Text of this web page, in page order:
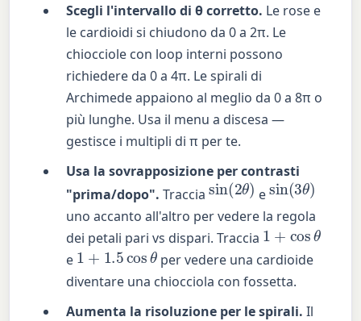
Scegli l'intervallo di θ corretto. Le rose e
le cardioidi si chiudono da 0 a 2π. Le
chiocciole con loop interni possono
richiedere da 0 a 4π. Le spirali di
Archimede appaiono al meglio da 0 a 8π o
più lunghe. Usa il menu a discesa —
gestisce i multipli di π per te.
Usa la sovrapposizione per contrasti
"prima/dopo". Traccia
sin(2θ)
e
sin(3θ)
uno accanto all'altro per vedere la regola
dei petali pari vs dispari. Traccia 1 + cosθ
e 1 + 1.5 cosθ per vedere una cardioide
diventare una chiocciola con fossetta.
Aumenta la risoluzione per le spirali. Il